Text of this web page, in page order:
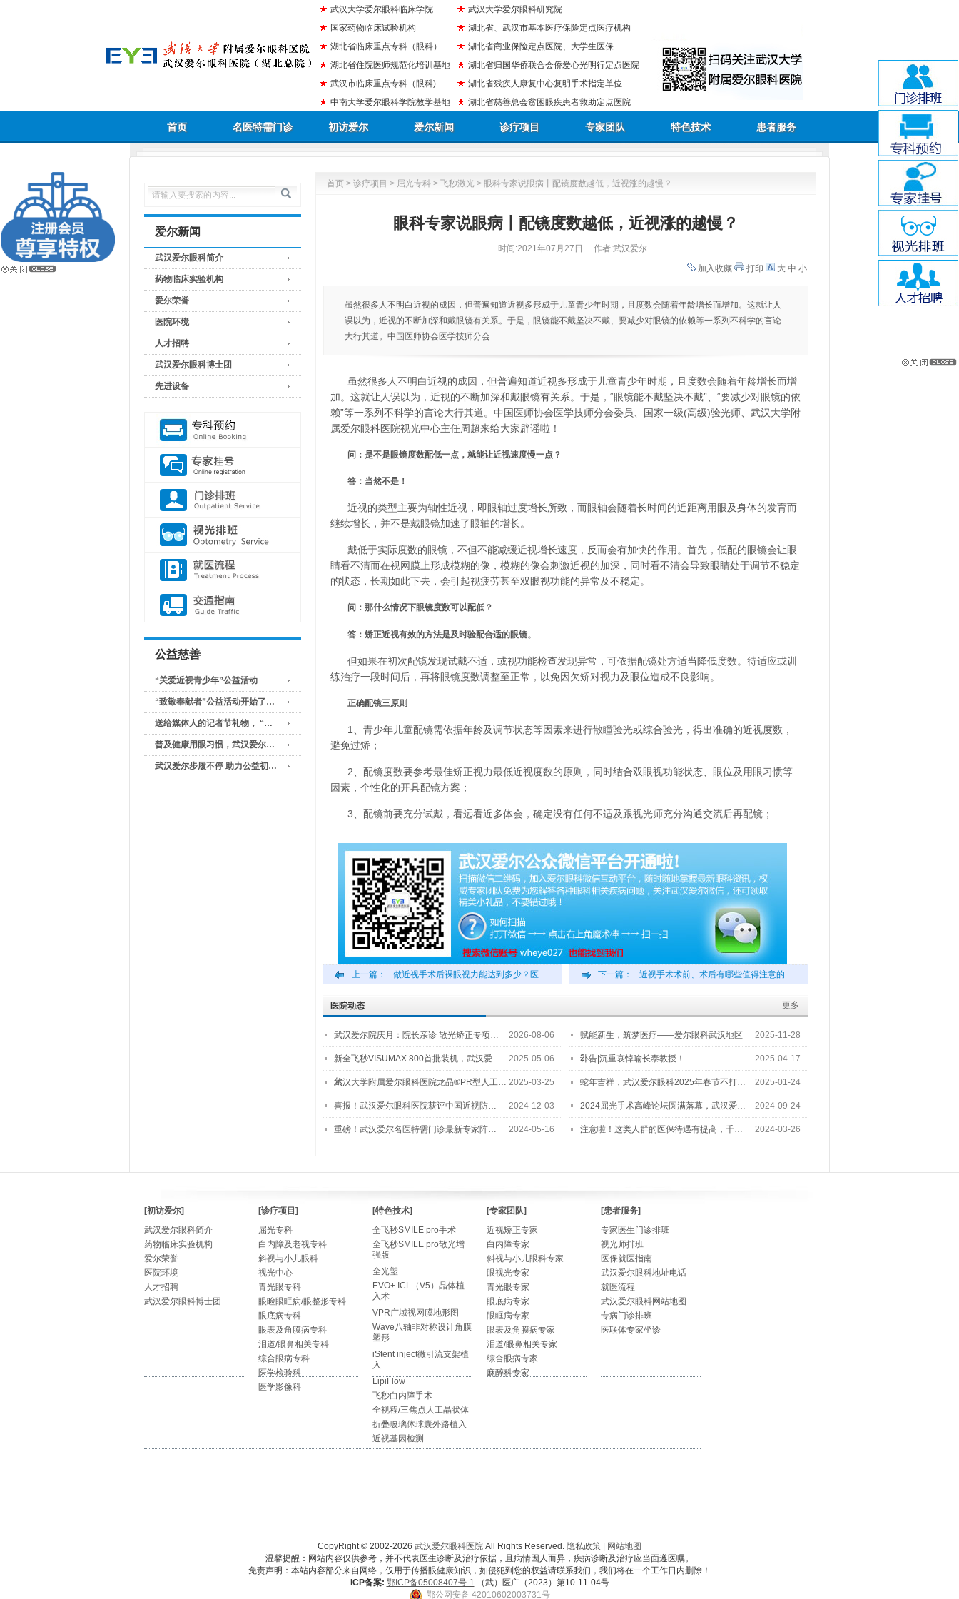
武汉大学爱尔眼科临床学院
国家药物临床试验机构
湖北省临床重点专科（眼科）
湖北省住院医师规范化培训基地
武汉市临床重点专科（眼科)
中南大学爱尔眼科学院教学基地
武汉大学爱尔眼科研究院
湖北省、武汉市基本医疗保险定点医疗机构
湖北省商业保险定点医院、大学生医保
湖北省归国华侨联合会侨爱心光明行定点医院
湖北省残疾人康复中心复明手术指定单位
湖北省慈善总会贫困眼疾患者救助定点医院
首页 名医特需门诊 初访爱尔 爱尔新闻 诊疗项目 专家团队 特色技术 患者服务
爱尔新闻
武汉爱尔眼科简介
药物临床实验机构
爱尔荣誉
医院环境
人才招聘
武汉爱尔眼科博士团
先进设备
公益慈善
“关爱近视青少年”公益活动
“致敬奉献者”公益活动开始了…
送给媒体人的记者节礼物， “…
普及健康用眼习惯，武汉爱尔…
武汉爱尔步履不停 助力公益初…
首页 > 诊疗项目 > 屈光专科 > 飞秒激光 > 眼科专家说眼病丨配镜度数越低，近视涨的越慢？
眼科专家说眼病丨配镜度数越低，近视涨的越慢？
时间:2021年07月27日
作者:武汉爱尔
加入收藏
打印 大 中 小
虽然很多人不明白近视的成因，但普遍知道近视多形成于儿童青少年时期，且度数会随着年龄增长而增加。这就让人
误以为，近视的不断加深和戴眼镜有关系。于是，眼镜能不戴坚决不戴、要减少对眼镜的依赖等一系列不科学的言论
大行其道。中国医师协会医学技师分会
虽然很多人不明白近视的成因，但普遍知道近视多形成于儿童青少年时期，且度数会随着年龄增长而增
加。这就让人误以为，近视的不断加深和戴眼镜有关系。于是，“眼镜能不戴坚决不戴”、“要减少对眼镜的依
赖”等一系列不科学的言论大行其道。中国医师协会医学技师分会委员、国家一级(高级)验光师、武汉大学附
属爱尔眼科医院视光中心主任周超来给大家辟谣啦！
问：是不是眼镜度数配低一点，就能让近视速度慢一点？
答：当然不是！
近视的类型主要为轴性近视，即眼轴过度增长所致，而眼轴会随着长时间的近距离用眼及身体的发育而
继续增长，并不是戴眼镜加速了眼轴的增长。
戴低于实际度数的眼镜，不但不能减缓近视增长速度，反而会有加快的作用。首先，低配的眼镜会让眼
睛看不清而在视网膜上形成模糊的像，模糊的像会刺激近视的加深，同时看不清会导致眼睛处于调节不稳定
的状态，长期如此下去，会引起视疲劳甚至双眼视功能的异常及不稳定。
问：那什么情况下眼镜度数可以配低？
答：矫正近视有效的方法是及时验配合适的眼镜。
但如果在初次配镜发现试戴不适，或视功能检查发现异常，可依据配镜处方适当降低度数。待适应或训
练治疗一段时间后，再将眼镜度数调整至正常，以免因欠矫对视力及眼位造成不良影响。
正确配镜三原则
1、青少年儿童配镜需依据年龄及调节状态等因素来进行散瞳验光或综合验光，得出准确的近视度数，
避免过矫；
2、配镜度数要参考最佳矫正视力最低近视度数的原则，同时结合双眼视功能状态、眼位及用眼习惯等
因素，个性化的开具配镜方案；
3、配镜前要充分试戴，看远看近多体会，确定没有任何不适及跟视光师充分沟通交流后再配镜；
上一篇： 做近视手术后裸眼视力能达到多少？医… 下一篇： 近视手术术前、术后有哪些值得注意的…
更多
医院动态
武汉爱尔院庆月：院长亲诊 散光矫正专项… 2026-08-06 赋能新生，筑梦医疗——爱尔眼科武汉地区
2…
2025-11-28
新全飞秒VISUMAX 800首批装机，武汉爱
尔…
2025-05-06 讣告|沉重哀悼喻长泰教授！ 2025-04-17
武汉大学附属爱尔眼科医院龙晶®PR型人工… 2025-03-25 蛇年吉祥，武汉爱尔眼科2025年春节不打… 2025-01-24
喜报！武汉爱尔眼科医院获评中国近视防… 2024-12-03 2024屈光手术高峰论坛圆满落幕，武汉爱… 2024-09-24
重磅！武汉爱尔名医特需门诊最新专家阵… 2024-05-16 注意啦！这类人群的医保待遇有提高，千… 2024-03-26
[初访爱尔]
武汉爱尔眼科简介
药物临床实验机构
爱尔荣誉
医院环境
人才招聘
武汉爱尔眼科博士团
[诊疗项目]
屈光专科
白内障及老视专科
斜视与小儿眼科
视光中心
青光眼专科
眼睑眼眶病/眼整形专科
眼底病专科
眼表及角膜病专科
泪道/眼鼻相关专科
综合眼病专科
医学检验科
医学影像科
[特色技术]
全飞秒SMILE pro手术
全飞秒SMILE pro散光增
强版
全光塑
EVO+ ICL（V5）晶体植
入术
VPR广域视网膜地形图
Wave八轴非对称设计角膜
塑形
iStent inject微引流支架植
入
LipiFlow
飞秒白内障手术
全视程/三焦点人工晶状体
折叠玻璃体球囊外路植入
近视基因检测
[专家团队]
近视矫正专家
白内障专家
斜视与小儿眼科专家
眼视光专家
青光眼专家
眼底病专家
眼眶病专家
眼表及角膜病专家
泪道/眼鼻相关专家
综合眼病专家
麻醉科专家
[患者服务]
专家医生门诊排班
视光师排班
医保就医指南
武汉爱尔眼科地址电话
就医流程
武汉爱尔眼科网站地图
专病门诊排班
医联体专家坐诊
CopyRight © 2002-2026 武汉爱尔眼科医院 All Rights Reserved. 隐私政策
网站地图
温馨提醒：网站内容仅供参考，并不代表医生诊断及治疗依据，且病情因人而异，疾病诊断及治疗应当面遵医嘱。
免责声明：本站内容部分来自网络，仅用于传播眼健康知识，如侵犯到您的权益请联系我们，我们将在一个工作日内删除！
ICP备案: 鄂ICP备05008407号-1 （武）医广（2023）第10-11-04号
鄂公网安备 42010602003731号